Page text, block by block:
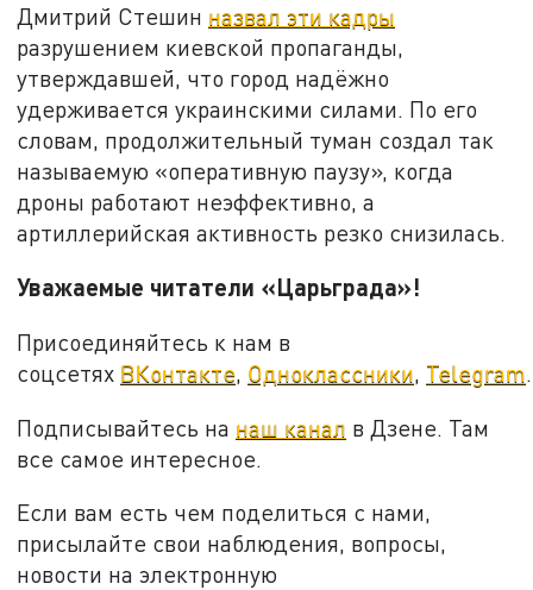
Дмитрий Стешин назвал эти кадры
разрушением киевской пропаганды,
утверждавшей, что город надёжно
удерживается украинскими силами. По его
словам, продолжительный туман создал так
называемую «оперативную паузу», когда
дроны работают неэффективно, а
артиллерийская активность резко снизилась.
Уважаемые читатели «Царьграда»!
Присоединяйтесь к нам в
соцсетях ВКонтакте, Одноклассники, Telegram.
Подписывайтесь на наш канал в Дзене. Там
все самое интересное.
Если вам есть чем поделиться с нами,
присылайте свои наблюдения, вопросы,
новости на электронную